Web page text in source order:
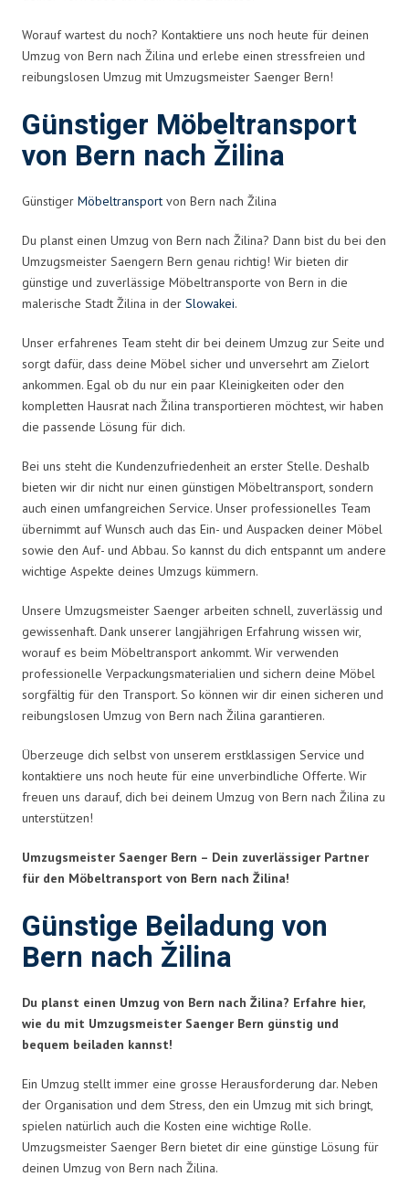
Worauf wartest du noch? Kontaktiere uns noch heute für deinen
Umzug von Bern nach Žilina und erlebe einen stressfreien und
reibungslosen Umzug mit Umzugsmeister Saenger Bern!
Günstiger Möbeltransport
von Bern nach Žilina
Günstiger Möbeltransport von Bern nach Žilina
Du planst einen Umzug von Bern nach Žilina? Dann bist du bei den
Umzugsmeister Saengern Bern genau richtig! Wir bieten dir
günstige und zuverlässige Möbeltransporte von Bern in die
malerische Stadt Žilina in der Slowakei.
Unser erfahrenes Team steht dir bei deinem Umzug zur Seite und
sorgt dafür, dass deine Möbel sicher und unversehrt am Zielort
ankommen. Egal ob du nur ein paar Kleinigkeiten oder den
kompletten Hausrat nach Žilina transportieren möchtest, wir haben
die passende Lösung für dich.
Bei uns steht die Kundenzufriedenheit an erster Stelle. Deshalb
bieten wir dir nicht nur einen günstigen Möbeltransport, sondern
auch einen umfangreichen Service. Unser professionelles Team
übernimmt auf Wunsch auch das Ein- und Auspacken deiner Möbel
sowie den Auf- und Abbau. So kannst du dich entspannt um andere
wichtige Aspekte deines Umzugs kümmern.
Unsere Umzugsmeister Saenger arbeiten schnell, zuverlässig und
gewissenhaft. Dank unserer langjährigen Erfahrung wissen wir,
worauf es beim Möbeltransport ankommt. Wir verwenden
professionelle Verpackungsmaterialien und sichern deine Möbel
sorgfältig für den Transport. So können wir dir einen sicheren und
reibungslosen Umzug von Bern nach Žilina garantieren.
Überzeuge dich selbst von unserem erstklassigen Service und
kontaktiere uns noch heute für eine unverbindliche Offerte. Wir
freuen uns darauf, dich bei deinem Umzug von Bern nach Žilina zu
unterstützen!
Umzugsmeister Saenger Bern – Dein zuverlässiger Partner
für den Möbeltransport von Bern nach Žilina!
Günstige Beiladung von
Bern nach Žilina
Du planst einen Umzug von Bern nach Žilina? Erfahre hier,
wie du mit Umzugsmeister Saenger Bern günstig und
bequem beiladen kannst!
Ein Umzug stellt immer eine grosse Herausforderung dar. Neben
der Organisation und dem Stress, den ein Umzug mit sich bringt,
spielen natürlich auch die Kosten eine wichtige Rolle.
Umzugsmeister Saenger Bern bietet dir eine günstige Lösung für
deinen Umzug von Bern nach Žilina.